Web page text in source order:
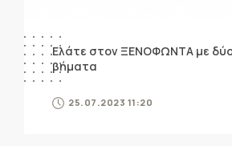
Ελάτε στον ΞΕΝΟΦΩΝΤΑ με
βήματα
25.07.2023 11:20